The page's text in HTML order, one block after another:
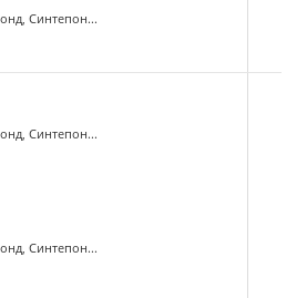
Синтепон...
Синтепон...
Синтепон...